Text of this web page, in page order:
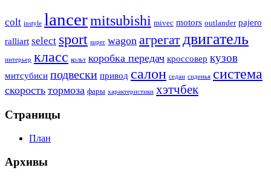
colt instyle lancermitsubishi mivec motors outlander pajero
ralliart select sport super wagon агрегат двигатель
интерьер класс кольт коробка передач кроссовер кузов
митсубиси подвески привод салон седан сиденья система
скорость тормоза фары характеристики хэтчбек
Страницы
План
Архивы